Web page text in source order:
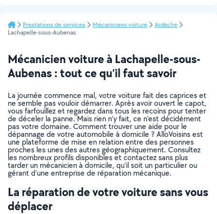
Prestations de services Mécaniciens voiture
Ardèche
Lachapelle-sous-Aubenas
Mécanicien voiture à Lachapelle-sous-
Aubenas : tout ce qu’il faut savoir
La journée commence mal, votre voiture fait des caprices et
ne semble pas vouloir démarrer. Après avoir ouvert le capot,
vous farfouillez et regardez dans tous les recoins pour tenter
de déceler la panne. Mais rien n’y fait, ce n’est décidément
pas votre domaine. Comment trouver une aide pour le
dépannage de votre automobile à domicile ? AlloVoisins est
une plateforme de mise en relation entre des personnes
proches les unes des autres géographiquement. Consultez
les nombreux profils disponibles et contactez sans plus
tarder un mécanicien à domicile, qu’il soit un particulier ou
gérant d’une entreprise de réparation mécanique.
La réparation de votre voiture sans vous
déplacer